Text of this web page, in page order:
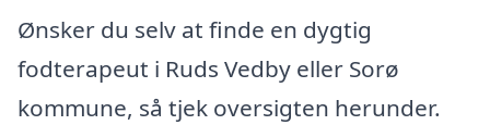
Ønsker du selv at finde en dygtig
fodterapeut i Ruds Vedby eller Sorø
kommune, så tjek oversigten herunder.